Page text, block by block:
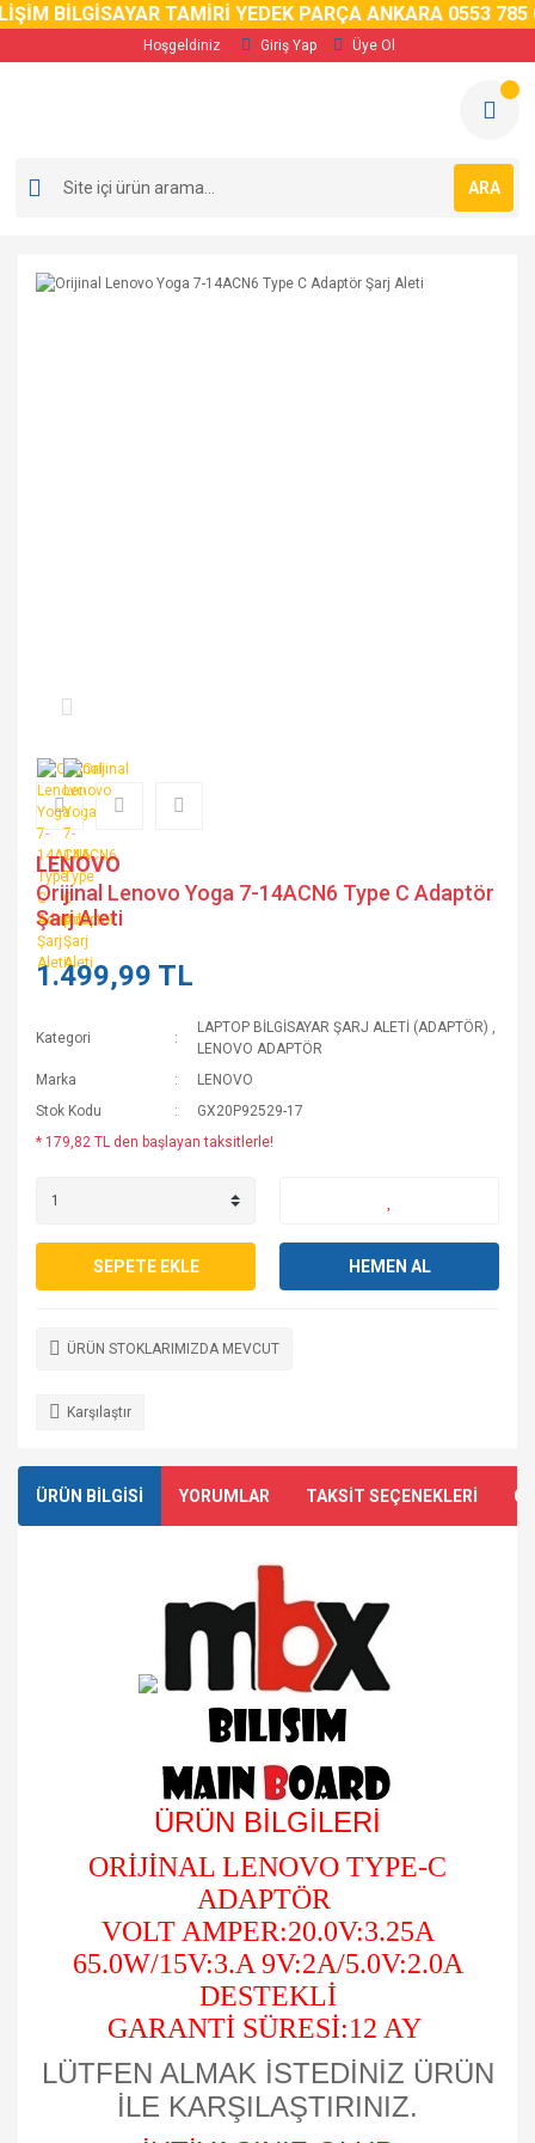
BİLGİSAYAR TAMİRİ YEDEK PARÇA ANKARA 0553 785 02
Hoşgeldiniz Giriş Yap Üye Ol
ARA
LENOVO
Orijinal Lenovo Yoga 7-14ACN6 Type C Adaptör
Şarj Aleti
1.499,99 TL
Kategori
LAPTOP BİLGİSAYAR ŞARJ ALETİ (ADAPTÖR) ,
LENOVO ADAPTÖR
Marka
LENOVO
Stok Kodu
GX20P92529-17
* 179,82 TL den başlayan taksitlerle!
SEPETE EKLE HEMEN AL
ÜRÜN STOKLARIMIZDA MEVCUT
Karşılaştır
ÜRÜN BİLGİSİ YORUMLAR TAKSİT SEÇENEKLERİ
ÜRÜN BİLGİLERİ
ORİJİNAL LENOVO TYPE-C
ADAPTÖR
VOLT AMPER:20.0V:3.25A
65.0W/15V:3.A 9V:2A/5.0V:2.0A
DESTEKLİ
GARANTİ SÜRESİ:12 AY
LÜTFEN ALMAK İSTEDİNİZ ÜRÜN
İLE KARŞILAŞTIRINIZ.